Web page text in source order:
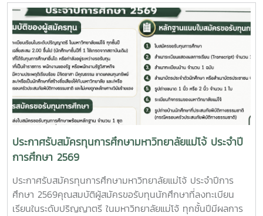
อุปการะของลูกค้า (ผู้กู้) ธนาคารเพื่อการเกษตรและสหกรณ์
การเกษตรทั่วประเทศ เช่น สำเนาบัตรสมาชิก ธ.ก.ส. /สำเนา
บัญชีธนาคาร ธ.ก.ส.
มีจิตอาสา มีคุณธรรม ขาดแคลนทุนทรัพย์ในการศึกษา และไม่
เคยถูกลงโทษทางวินัยร้ายแรง วิธีการสมัครขอรับทุนการศึกษา-
ติดต่อขอรับและส่งใบสมัครขอรับทุนการศึกษาพร้อมหลักฐาน
จำนวน 1 ชุด ได้ที่งานบริการนักศึกษา กองพัฒนานักศึกษา ชั้น
2 อาคารอำนวย ยศสุข และสามารถดาวน์โหลดใบสมัครได้ที่
เว็บไซต์ทุนการศึกษา งานบริการนักศึกษา กองพัฒนานักศึกษา
ใบสมัครทุนการศึกษามูลนิธิพอวดีและเครือข่าย หรือ Scan Qr
Codeหลักฐานแนบใบสมัครขอรับทุนการศึกษา1. ใบสมัครขอรับ
ทุนการศึกษา2. สำเนาระเบียนแสดงผลการเรียน (Transcript)
จำนวน 1 ฉบับ3. สำเนาทะเบียนบ้าน จำนวน 1 ฉบับ4. สำเนาบัตร
ประจำตัวนักศึกษา หรือสำเนาบัตรประชาชน จำนวน 1 ฉบับ5. รูป
ถ่ายขนาด 1 นิ้ว จำนวน 1 ใบ6. ระเบียนกิจกรรมของมหาวิทยาลัย
แม่โจ้ ระยะเวลาการรับสมัครทุนการศึกษา: ตั้งแต่วันที่ 1 - 31
กรกฏาคม 2569อ่านรายละเอียดเพิ่มเติมได้ที่ ประกาศรับสมัคร
ทุนการศึกษา "มูลนิธิพอวดีและเครือข่าย" ประจำปีการศึกษา
ประกาศรับสมัครทุนการศึกษามหาวิทยาลัยแม่โจ้ ประจำปี
การศึกษา 2569
ประกาศรับสมัครทุนการศึกษามหาวิทยาลัยแม่โจ้ ประจำปีการ
ศึกษา 2569คุณสมบัติผู้สมัครขอรับทุนนักศึกษาที่ลงทะเบียน
เรียนในระดับปริญญาตรี ในมหาวิทยาลัยแม่โจ้ ทุกชั้นปีมีผลการ